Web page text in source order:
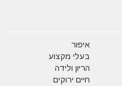
איפור
בעלי מקצוע
הריון ולידה
חיים ירוקים